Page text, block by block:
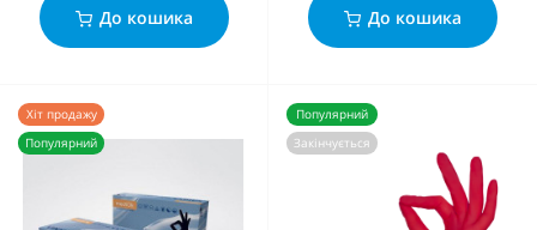
До кошика До кошика
Хіт продажу
Популярний
Популярний
Закінчується